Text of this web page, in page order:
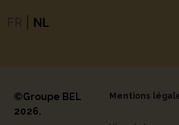
FR NL
©Groupe BEL
2026.
Mentions